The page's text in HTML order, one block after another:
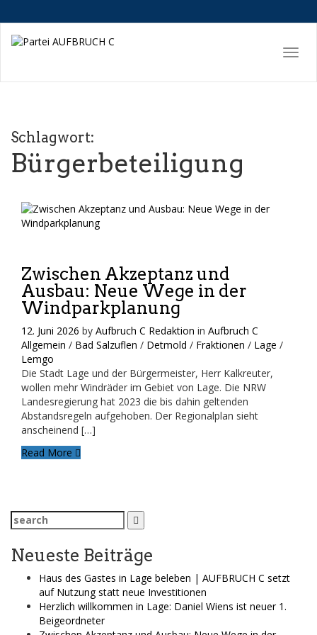
Schlagwort:
Bürgerbeteiligung
Zwischen Akzeptanz und
Ausbau: Neue Wege in der
Windparkplanung
12. Juni 2026 by Aufbruch C Redaktion in Aufbruch C
Allgemein / Bad Salzuflen / Detmold / Fraktionen / Lage /
Lemgo
Die Stadt Lage und der Bürgermeister, Herr Kalkreuter,
wollen mehr Windräder im Gebiet von Lage. Die NRW
Landesregierung hat 2023 die bis dahin geltenden
Abstandsregeln aufgehoben. Der Regionalplan sieht
anscheinend […]
Read More
Search
for:
Neueste Beiträge
Haus des Gastes in Lage beleben | AUFBRUCH C setzt
auf Nutzung statt neue Investitionen
Herzlich willkommen in Lage: Daniel Wiens ist neuer 1.
Beigeordneter